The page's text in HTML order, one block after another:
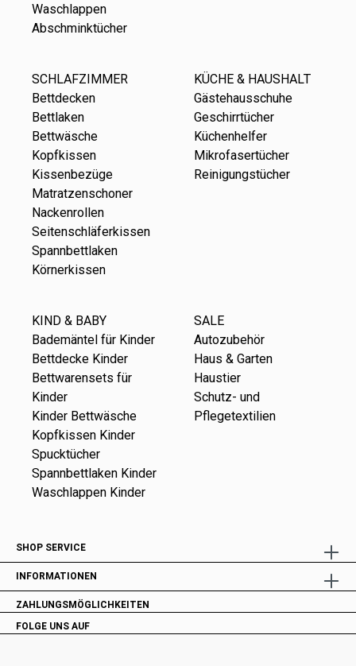
Waschlappen
Abschminktücher
SCHLAFZIMMER
Bettdecken
Bettlaken
Bettwäsche
Kopfkissen
Kissenbezüge
Matratzenschoner
Nackenrollen
Seitenschläferkissen
Spannbettlaken
Körnerkissen
KÜCHE & HAUSHALT
Gästehausschuhe
Geschirrtücher
Küchenhelfer
Mikrofasertücher
Reinigungstücher
KIND & BABY
Bademäntel für Kinder
Bettdecke Kinder
Bettwarensets für
Kinder
Kinder Bettwäsche
Kopfkissen Kinder
Spucktücher
Spannbettlaken Kinder
Waschlappen Kinder
SALE
Autozubehör
Haus & Garten
Haustier
Schutz- und
Pflegetextilien
SHOP SERVICE
INFORMATIONEN
ZAHLUNGSMÖGLICHKEITEN
FOLGE UNS AUF